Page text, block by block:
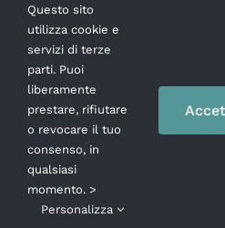
Copyright © Ass. Teatro Stabile
Questo sito
utilizza cookie e
servizi di terze
parti. Puoi
liberamente
prestare, rifiutare
o revocare il tuo
consenso, in
qualsiasi
momento. >
Personalizza